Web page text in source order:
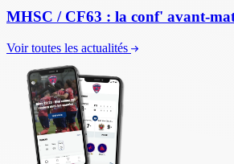
MHSC / CF63 : la conf' avant-
Voir toutes les actualités